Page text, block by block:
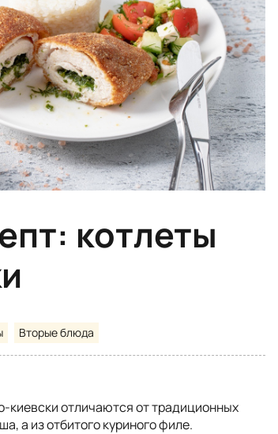
котлеты
Вторые блюда
киевски отличаются от традиционных
а из отбитого куриного филе.